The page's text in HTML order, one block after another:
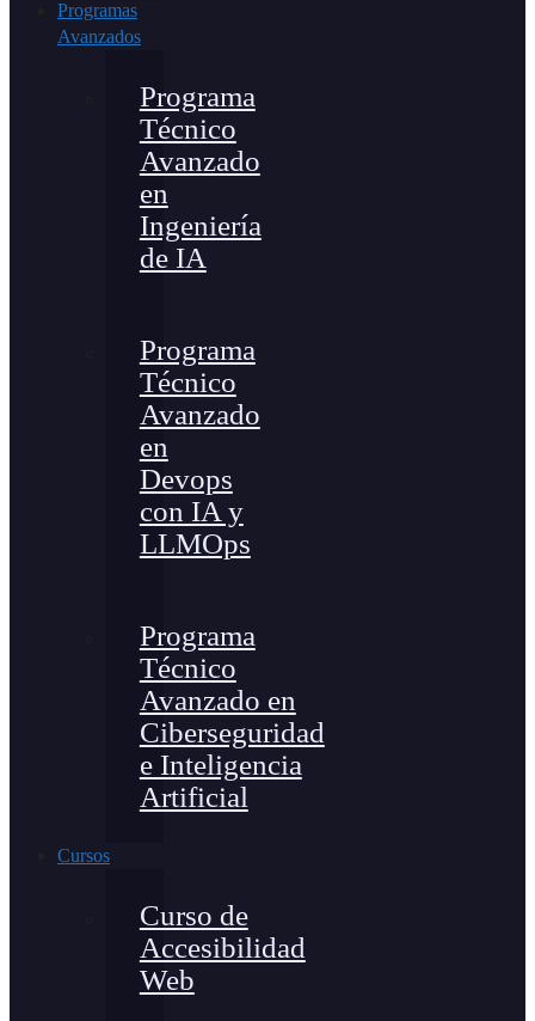
Programas
Avanzados
Programa
Técnico
Avanzado
en
Ingeniería
de IA
Programa
Técnico
Avanzado
en
Devops
con IA y
LLMOps
Programa
Técnico
Avanzado en
Ciberseguridad
e Inteligencia
Artificial
Cursos
Curso de
Accesibilidad
Web